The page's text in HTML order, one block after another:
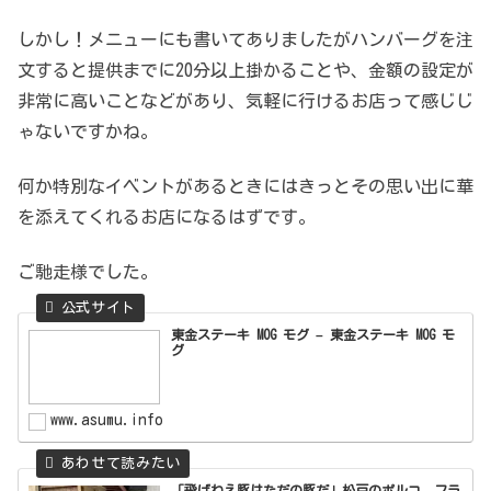
しかし！メニューにも書いてありましたがハンバーグを注
文すると提供までに20分以上掛かることや、金額の設定が
非常に高いことなどがあり、気軽に行けるお店って感じじ
ゃないですかね。
何か特別なイベントがあるときにはきっとその思い出に華
を添えてくれるお店になるはずです。
ご馳走様でした。
東金ステーキ MOG モグ – 東金ステーキ MOG モ
グ
www.asumu.info